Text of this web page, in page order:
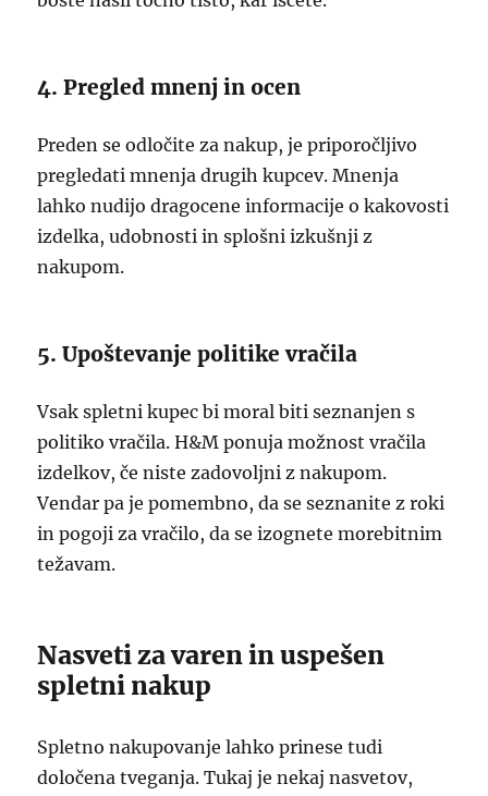
4. Pregled mnenj in ocen
Preden se odločite za nakup, je priporočljivo
pregledati mnenja drugih kupcev. Mnenja
lahko nudijo dragocene informacije o kakovosti
izdelka, udobnosti in splošni izkušnji z
nakupom.
5. Upoštevanje politike vračila
Vsak spletni kupec bi moral biti seznanjen s
politiko vračila. H&M ponuja možnost vračila
izdelkov, če niste zadovoljni z nakupom.
Vendar pa je pomembno, da se seznanite z roki
in pogoji za vračilo, da se izognete morebitnim
težavam.
Nasveti za varen in uspešen
spletni nakup
Spletno nakupovanje lahko prinese tudi
določena tveganja. Tukaj je nekaj nasvetov,